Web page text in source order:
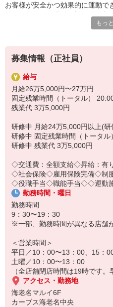
■ライフステージに合わせた働き
20代〜ママさんコーチまで幅広
出産後は時短、子育てが落ち着
働き方も柔軟に変更可能です。
■キャリアアップも目指せる環境
接客スタッフからマネージャーや
人財育成のポジションを目指す
あなたに合ったキャリアで長期
お客様との「笑顔」を通じて、
体」もキレイになれる。
ヤリガイ◎のお仕事始めてみま
お客様が安全かつ効果的に運動で
しい指導はありません。「今日は
・健康カウンセリング
「お膝の調子はいかがですか？」
くりお聞きし、一緒に最適なプラ
業務です。
・店舗運営／事務
受付や入会手続き、季節に合わせ
通えるお店づくりも行います。地
＼未経験でも安心／
実は、先輩スタッフの約8割が未
した研修で、体の仕組みからマシ
ムの先輩たちが常にサポートし、
です
もっ
募集情報（正社員）
給与
月給26万5,000円〜27万円
固定残業時間（トータル）
残業代 3万5,000円
研修中 月給24万5,000円以上(
研修中 固定残業時間（トータル
研修中 残業代 3万5,000円
◇交通費：全額支給◇昇給：有
◇社会保険◇雇用保険完備◇制
◇役職手当◇職能手当◇◇運動施
勤務時間・曜日
勤務時間
9：30〜19：30
※一部、勤務時間が異なる店舗
＜営業時間＞
平日／10：00〜13：00、15：
土曜／10：00〜13：00
（全店舗閉店時間は19時です。
アクセス・勤務地
海老名マルイ6F
カーブス海老名中央